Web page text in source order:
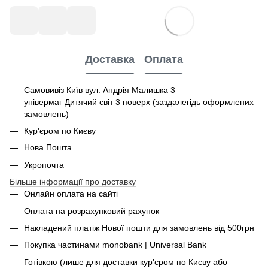
Доставка Оплата
Самовивіз Київ вул. Андрія Малишка 3
універмаг Дитячий світ 3 поверх (заздалегідь оформлених
замовлень)
Кур'єром по Києву
Нова Пошта
Укропочта
Більше інформації про доставку
Онлайн оплата на сайті
Оплата на розрахунковий рахунок
Накладений платіж Нової пошти для замовлень від 500грн
Покупка частинами monobank | Universal Bank
Готівкою (лише для доставки кур'єром по Києву або